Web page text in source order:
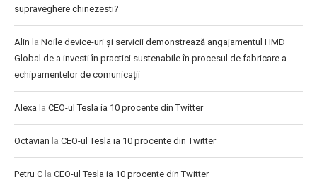
supraveghere chinezesti?
Alin la Noile device-uri și servicii demonstrează angajamentul HMD
Global de a investi în practici sustenabile în procesul de fabricare a
echipamentelor de comunicații
Alexa la CEO-ul Tesla ia 10 procente din Twitter
Octavian la CEO-ul Tesla ia 10 procente din Twitter
Petru C la CEO-ul Tesla ia 10 procente din Twitter